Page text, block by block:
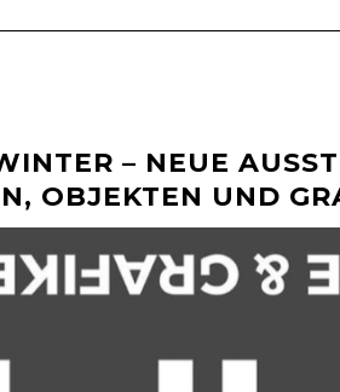
– NEUE
OBJEKTEN UND